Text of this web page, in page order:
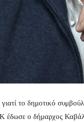
γιατί το δημοτικό
έδωσε ο δήμαρχος